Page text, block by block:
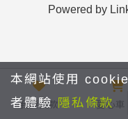
Powered by
我要捐款 愛心車
本網站使用
者體驗 隱私條款
yfyfyy